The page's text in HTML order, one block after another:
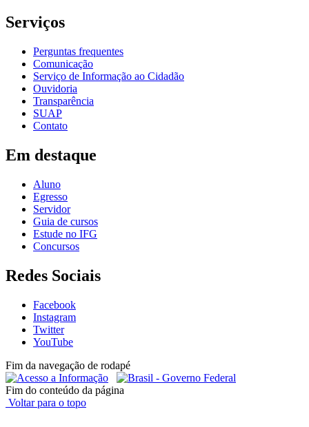
Serviços
Perguntas frequentes
Comunicação
Serviço de Informação ao Cidadão
Ouvidoria
Transparência
SUAP
Contato
Em destaque
Aluno
Egresso
Servidor
Guia de cursos
Estude no IFG
Concursos
Redes Sociais
Facebook
Instagram
Twitter
YouTube
Fim da navegação de rodapé
Fim do conteúdo da página
Voltar para o topo